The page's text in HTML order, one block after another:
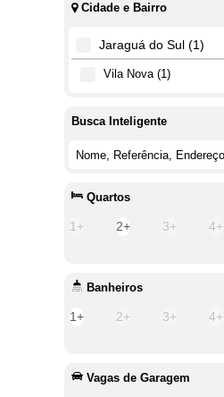
Cidade e Bairro
Jaraguá do Sul (1)
Vila Nova (1)
Busca Inteligente
Quartos
1+ 2+ 3+ 4+
Banheiros
1+ 2+ 3+ 4+
Vagas de Garagem